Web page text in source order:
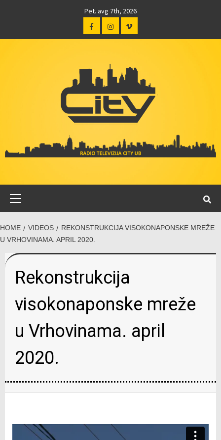
Pet. avg 7th, 2026
HOME VIDEOS
REKONSTRUKCIJA VISOKONAPONSKE MREŽE
U VRHOVINAMA. APRIL 2020.
Rekonstrukcija
visokonaponske mreže
u Vrhovinama. april
2020.